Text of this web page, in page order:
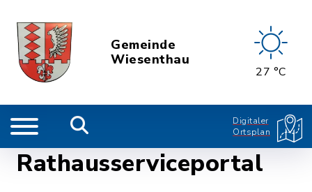
Gemeinde
Wiesenthau
27 °C
Digitaler
Ortsplan
Rathausserviceportal